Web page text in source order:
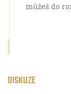
můžeš do
DISKUZE